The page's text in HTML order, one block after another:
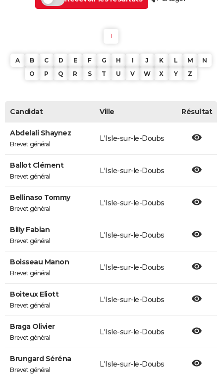
1
A B C D E F G H I J K L M
N
O
P Q R S T U V W X Y Z
Candidat Ville Résultat
Abdelali Shaynez
Brevet général
L'Isle-sur-le-Doubs
Ballot Clément
Brevet général
L'Isle-sur-le-Doubs
Bellinaso Tommy
Brevet général
L'Isle-sur-le-Doubs
Billy Fabian
Brevet général
L'Isle-sur-le-Doubs
Boisseau Manon
Brevet général
L'Isle-sur-le-Doubs
Boiteux Eliott
Brevet général
L'Isle-sur-le-Doubs
Braga Olivier
Brevet général
L'Isle-sur-le-Doubs
Brungard Séréna
Brevet général
L'Isle-sur-le-Doubs